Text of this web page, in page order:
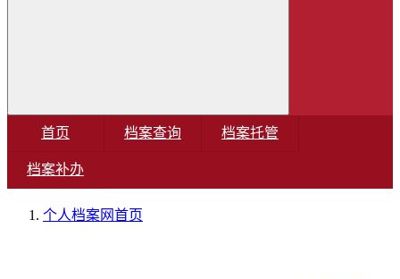
首页 档案查询 档案托管
档案补办
个人档案网首页